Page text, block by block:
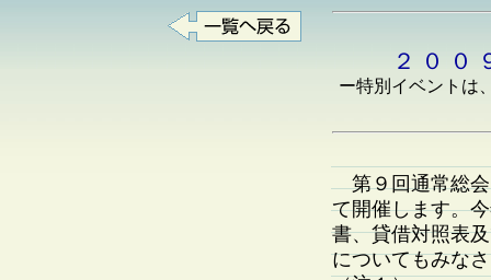
２ ０ ０
ー特別イベントは
第９回通常総会
て開催します。
書、貸借対照表
についてもみな